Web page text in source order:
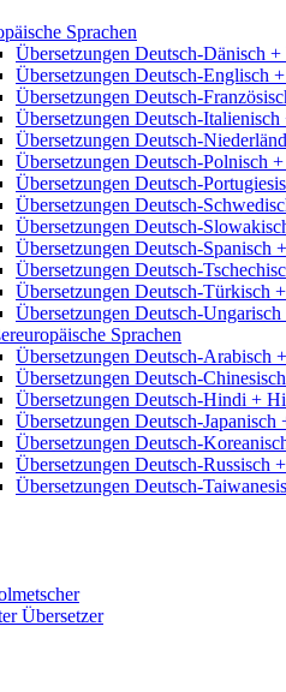
Sprachen
Übersetzungen Deutsch-Dänisch
Übersetzungen Deutsch-Englisch
Übersetzungen Deutsch-
Übersetzungen Deutsch-
Übersetzungen Deutsch-
Übersetzungen Deutsch-Polnisch
Übersetzungen Deutsch-
Übersetzungen Deutsch-
Übersetzungen Deutsch-
Übersetzungen Deutsch-Spanisch
Übersetzungen Deutsch-
Übersetzungen Deutsch-Türkisch
Übersetzungen Deutsch-
Sprachen
Übersetzungen Deutsch-Arabisch
Übersetzungen Deutsch-
Übersetzungen Deutsch-Hindi +
Übersetzungen Deutsch-Japanisch
Übersetzungen Deutsch-
Übersetzungen Deutsch-Russisch
Übersetzungen Deutsch-
Übersetzer